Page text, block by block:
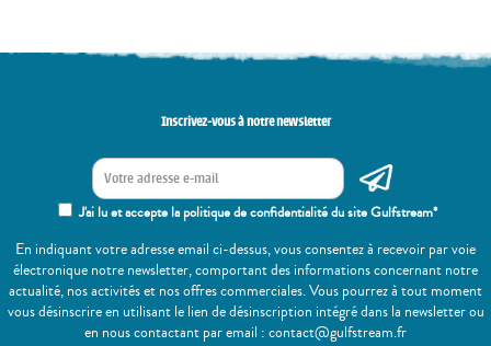
Inscrivez-vous à notre newsletter
J'ai lu et accepte la politique de confidentialité du site Gulfstream*
En indiquant votre adresse email ci-dessus, vous consentez à recevoir par voie
électronique notre newsletter, comportant des informations concernant notre
actualité, nos activités et nos offres commerciales. Vous pourrez à tout moment
vous désinscrire en utilisant le lien de désinscription intégré dans la newsletter ou
en nous contactant par email : contact@gulfstream.fr